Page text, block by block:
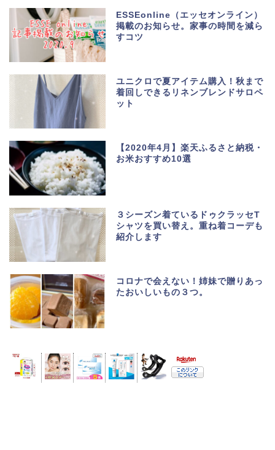
ESSEonline（エッセオンライン）
掲載のお知らせ。家事の時間を減ら
すコツ
ユニクロで夏アイテム購入！秋まで
着回しできるリネンブレンドサロペ
ット
【2020年4月】楽天ふるさと納税・
お米おすすめ10選
３シーズン着ているドゥクラッセT
シャツを買い替え。重ね着コーデも
紹介します
コロナで会えない！姉妹で贈りあっ
たおいしいもの３つ。